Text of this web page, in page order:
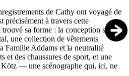
de Cathy ont voyagé de
à travers cette
sa forme : la conception sonore
une collection de vêtements
Famille Addams et la neutralité
et des chaussures de sport, et une
— une scénographe qui, ici, ne